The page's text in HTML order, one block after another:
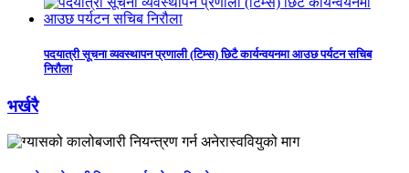
पदयात्री सूचना व्यवस्थापन प्रणाली (टिम्स) छिटै कार्यन्वयनमा आउछ पर्यटन सचिब
निरौला
भर्खरै